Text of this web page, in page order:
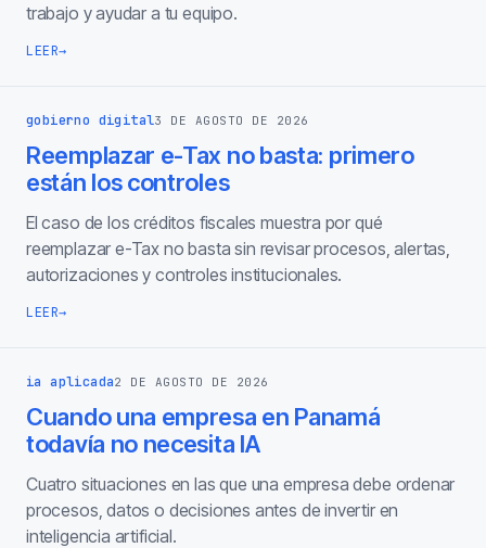
trabajo y ayudar a tu equipo.
LEER→
gobierno digital3 DE AGOSTO DE 2026
Reemplazar e-Tax no basta: primero
están los controles
El caso de los créditos fiscales muestra por qué
reemplazar e-Tax no basta sin revisar procesos, alertas,
autorizaciones y controles institucionales.
LEER→
ia aplicada2 DE AGOSTO DE 2026
Cuando una empresa en Panamá
todavía no necesita IA
Cuatro situaciones en las que una empresa debe ordenar
procesos, datos o decisiones antes de invertir en
inteligencia artificial.